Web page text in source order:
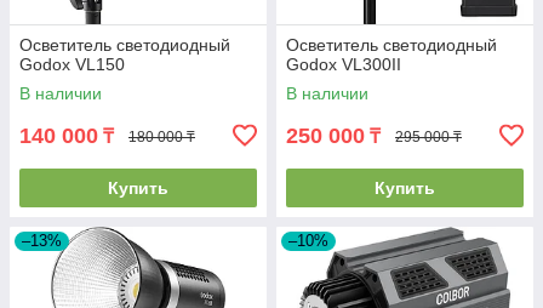
Осветитель светодиодный
Godox VL150
В наличии
140 000 ₸ 180 000 ₸
Купить
Осветитель светодиодный
Godox VL300II
В наличии
250 000 ₸ 295 000 ₸
Купить
–13% –10%